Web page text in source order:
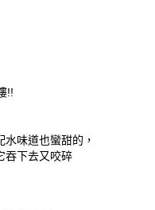
!!
味道也蠻甜的，
吞下去又咬碎